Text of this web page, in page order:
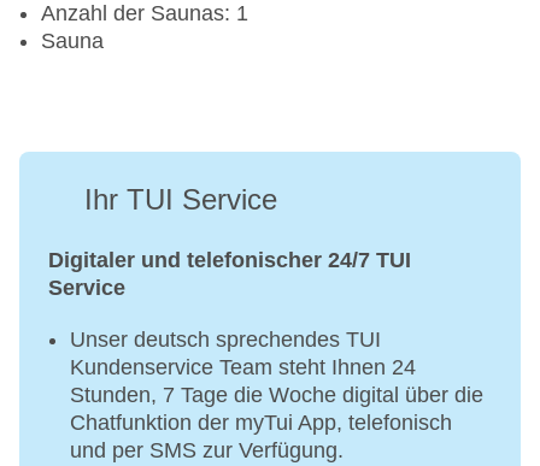
Anzahl der Saunas: 1
Sauna
Ihr TUI Service
Digitaler und telefonischer 24/7 TUI
Service
Unser deutsch sprechendes TUI
Kundenservice Team steht Ihnen 24
Stunden, 7 Tage die Woche digital über die
Chatfunktion der myTui App, telefonisch
und per SMS zur Verfügung.